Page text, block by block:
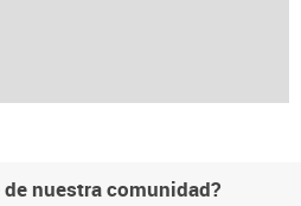
nuestra comunidad?